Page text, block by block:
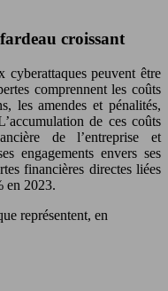
croissant
comprennent les coûts
les amendes et pénalités,
de ces coûts
de l’entreprise et
engagements envers ses
financières directes liées
en 2023.
représentent, en